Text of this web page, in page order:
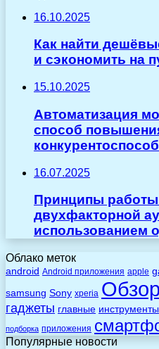
16.10.2025
Как найти
и сэкономить на
15.10.2025
Автоматизация
способ
16.07.2025
Принципы
двухфакторной
использованием
Облако меток
android Android приложения apple
samsung Sony xperia Обзор
гаджеты главные инструменты
подборка приложения
Популярные новости